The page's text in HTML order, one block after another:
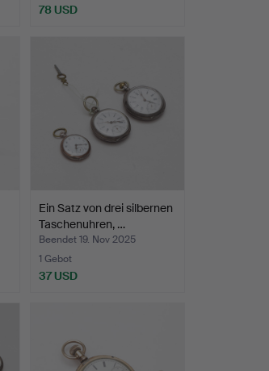
78 USD
Ein Satz von drei silbernen
Taschenuhren, …
Beendet 19. Nov 2025
1 Gebot
37 USD